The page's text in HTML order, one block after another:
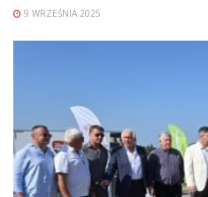
9 WRZEŚNIA 2025